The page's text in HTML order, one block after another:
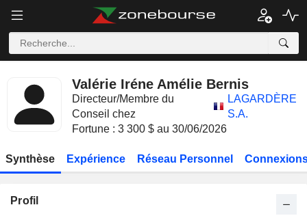
Valérie Iréne Amélie Bernis
Directeur/Membre du
Conseil chez
LAGARDÈRE
S.A.
Fortune : 3 300 $ au 30/06/2026
Synthèse Expérience Réseau Personnel
Profil